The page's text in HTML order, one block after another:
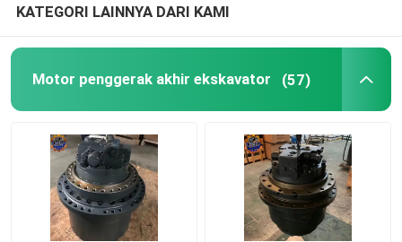
KATEGORI LAINNYA DARI KAMI
Motor penggerak akhir ekskavator (57)